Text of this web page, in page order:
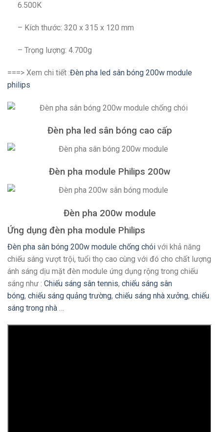
6.500K
– Kích thước: 320 x 315 x 120 mm
– Trọng lượng: 4.700g
===> Xem chi tiết :Đèn pha led sân bóng 200w module
philips
Đèn pha led sân bóng cao cấp
Đèn pha module Philips 200w
Đèn pha 200w module
Ứng dụng đèn pha module Philips
Đèn pha sân bóng 200w module chống chói với khả năng
chiếu sáng vượt trội, tuổi thọ cao cùng với đó cho chất lượng
ánh sáng dịu mặt đèn module ứng dụng rộng trong chiếu
sáng như : Chiếu sáng sân tennis, chiếu sáng sân
bóng, chiếu sáng quảng trường, chiếu sáng nhà xưởng, chiếu
sáng trong nhà …